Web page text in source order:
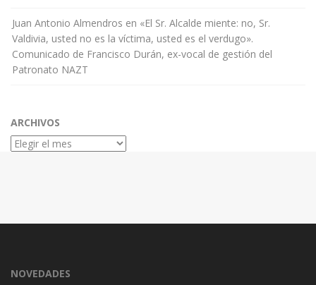
Juan Antonio Almendros en «El Sr. Alcalde miente: no, Sr.
Valdivia, usted no es la víctima, usted es el verdugo».
Comunicado de Francisco Durán, ex-vocal de gestión del
Patronato NAZT
ARCHIVOS
Archivos
NOVEDADES